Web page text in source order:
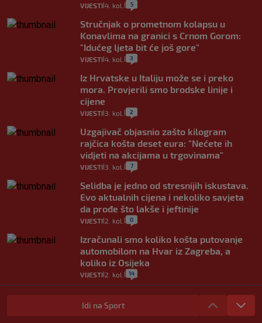
VIJESTI 4. kol. 5
Stručnjak o prometnom kolapsu u
Konavlima na granici s Crnom Gorom:
"Idućeg ljeta bit će još gore"
VIJESTI 4. kol. 3
Iz Hrvatske u Italiju može se i preko
mora. Provjerili smo brodske linije i
cijene
VIJESTI 3. kol. 2
Uzgajivač objasnio zašto kilogram
rajčica košta deset eura: "Nećete ih
vidjeti na akcijama u trgovinama"
VIJESTI 3. kol. 7
Selidba je jedno od stresnijih iskustava.
Evo aktualnih cijena i nekoliko savjeta
da prođe što lakše i jeftinije
VIJESTI 2. kol. 0
Izračunali smo koliko košta putovanje
automobilom na Hvar iz Zagreba, a
koliko iz Osijeka
VIJESTI 2. kol. 14
"Kći je otišla na more, a zaboravila
zdravstvenu iskaznicu". Kakva su prava
pacijenata izvan mjesta prebivališta?
Idi na Sport